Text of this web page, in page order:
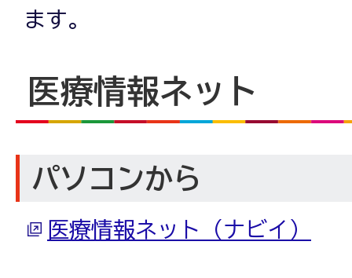
ます。
医療情報ネット
パソコンから
医療情報ネット（ナビイ）